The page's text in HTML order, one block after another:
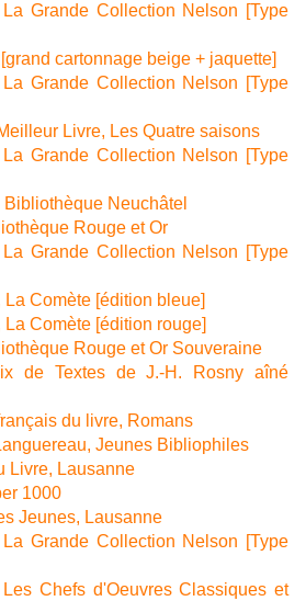
La Grande Collection Nelson [Type
cartonnage beige + jaquette]
La Grande Collection Nelson [Type
Livre, Les Quatre saisons
La Grande Collection Nelson [Type
Neuchâtel
Rouge et Or
La Grande Collection Nelson [Type
La Comète [édition bleue]
La Comète [édition rouge]
Rouge et Or Souveraine
de Textes de J.-H. Rosny aîné
du livre, Romans
Jeunes Bibliophiles
Livre, Lausanne
1000
Jeunes, Lausanne
La Grande Collection Nelson [Type
Les Chefs d'Oeuvres Classiques et